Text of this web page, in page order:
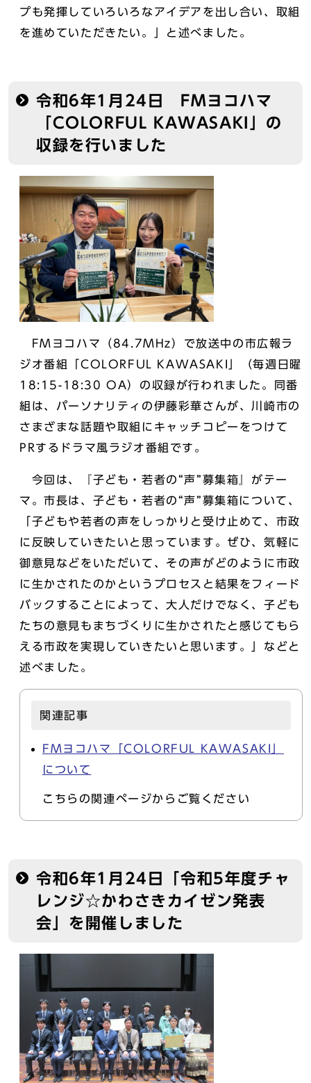
プも発揮していろいろなアイデアを出し合い、取組
を進めていただきたい。」と述べました。
令和6年1月24日 FMヨコハマ
「COLORFUL KAWASAKI」の
収録を行いました
FMヨコハマ（84.7MHz）で放送中の市広報ラ
ジオ番組「COLORFUL KAWASAKI」（毎週日曜
18:15-18:30 OA）の収録が行われました。同番
組は、パーソナリティの伊藤彩華さんが、川崎市の
さまざまな話題や取組にキャッチコピーをつけて
PRするドラマ風ラジオ番組です。
今回は、『子ども・若者の“声”募集箱』がテー
マ。市長は、子ども・若者の“声”募集箱について、
「子どもや若者の声をしっかりと受け止めて、市政
に反映していきたいと思っています。ぜひ、気軽に
御意見などをいただいて、その声がどのように市政
に生かされたのかというプロセスと結果をフィード
バックすることによって、大人だけでなく、子ども
たちの意見もまちづくりに生かされたと感じてもら
える市政を実現していきたいと思います。」などと
述べました。
関連記事
FMヨコハマ「COLORFUL KAWASAKI」
について
こちらの関連ページからご覧ください
令和6年1月24日「令和5年度チャ
レンジ☆かわさきカイゼン発表
会」を開催しました